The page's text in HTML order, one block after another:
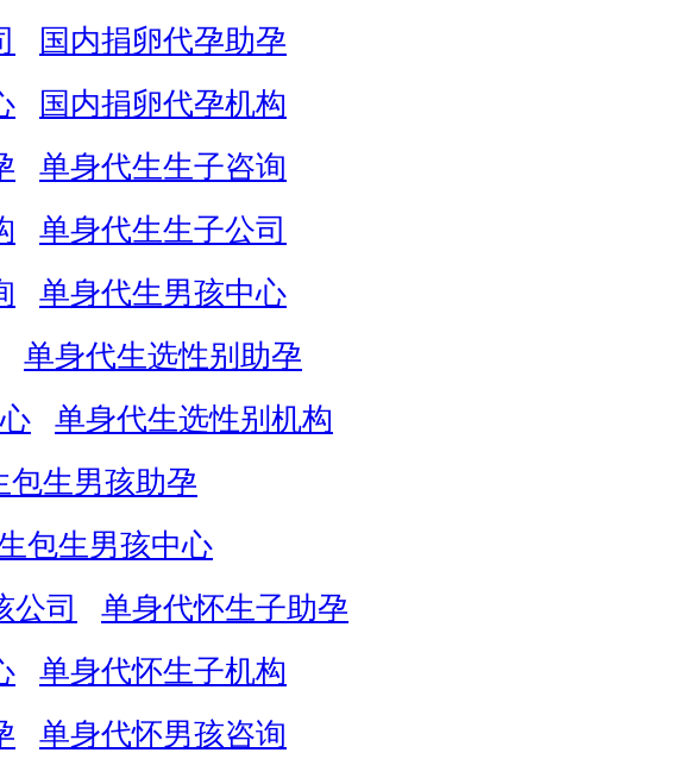
国内捐卵代孕助孕
国内捐卵代孕机构
单身代生生子咨询
单身代生生子公司
单身代生男孩中心
单身代生选性别助孕
单身代生选性别机构
包生男孩助孕
包生男孩中心
公司
单身代怀生子助孕
单身代怀生子机构
单身代怀男孩咨询